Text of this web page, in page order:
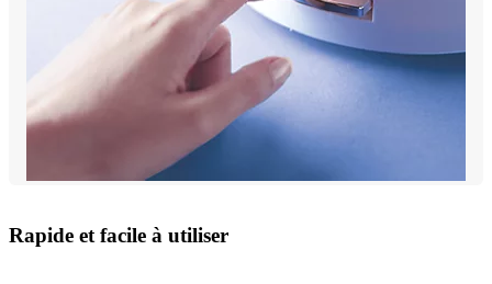
Rapide et facile à utiliser